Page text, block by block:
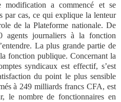
modification a commencé et se
par cas, ce qui explique la lenteur
de la Plateforme nationale. De
agents journaliers à la fonction
La plus grande partie de
fonction publique. Concernant la
syndicaux est effectif, s’est
du point le plus sensible
à 249 milliards francs CFA, est
le nombre de fonctionnaires en